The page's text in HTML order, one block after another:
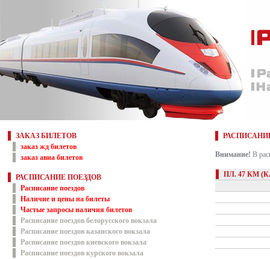
ЗАКАЗ БИЛЕТОВ
заказ жд билетов
заказ авиа билетов
РАСПИСАНИЕ ПОЕЗДОВ
Расписание поездов
Наличие и цены на билеты
Частые запросы наличия билетов
Расписание поездов белорусского вокзала
Расписание поездов казанского вокзала
Расписание поездов киевского вокзала
Расписание поездов курского вокзала
Внимание! В
ПЛ. 47 КМ